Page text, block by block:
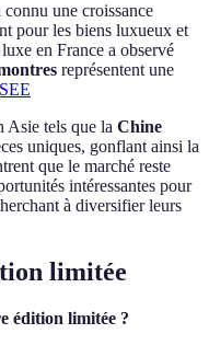
une croissance
pour les biens luxueux et
en France a observé
représentent une
Asie tels que la Chine
uniques, gonflant ainsi la
que le marché reste
intéressantes pour
à diversifier leurs
limitée
édition limitée ?